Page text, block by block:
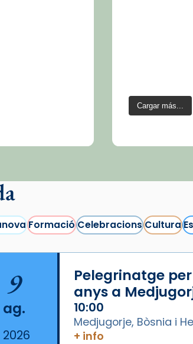
Cargar más...
FormacióCelebracionsCultura
9
ag.
2026
Pelegrinatge
anys a
10:00
Medjugorje, Bòsnia i
+ info